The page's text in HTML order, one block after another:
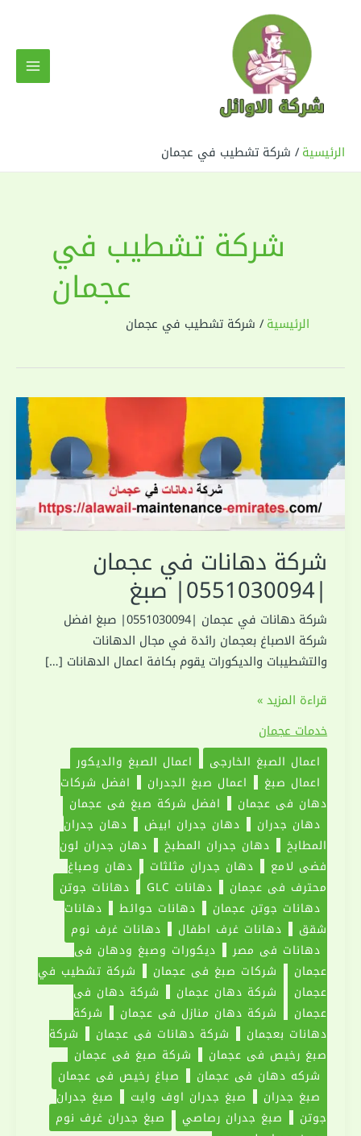
الرئيسية شركة تشطيب في عجمان
شركة تشطيب في
عجمان
الرئيسية شركة تشطيب في عجمان
شركة دهانات في عجمان
|0551030094| صبغ
شركة دهانات في عجمان |0551030094| صبغ افضل
شركة الاصباغ بعجمان رائدة في مجال الدهانات
والتشطيبات والديكورات يقوم بكافة اعمال الدهانات […]
شركة
دهانات
في
عجمان
صبغ
قراءة المزيد »
خدمات عجمان
اعمال الصبغ الخارجي
اعمال الصبغ والديكور
اعمال صبغ
اعمال صبغ الجدران
افضل شركات
دهان في عجمان
افضل شركة صبغ في عجمان
دهان جدران
دهان جدران ابيض
دهان جدران
المطابخ
دهان جدران المطبخ
دهان جدران لون
فضي لامع
دهان جدران مثلثات
دهان وصباغ
محترف في عجمان
دهانات GLC
دهانات جوتن
دهانات جوتن عجمان
دهانات حوائط
دهانات
شقق
دهانات غرف اطفال
دهانات غرف نوم
دهانات في مصر
ديكورات وصبغ ودهان في
عجمان
‏شركات صبغ في عجمان
شركة تشطيب في
عجمان
شركة دهان عجمان
شركة دهان في
عجمان
شركة دهان منازل في عجمان
شركة
دهانات بعجمان
شركة دهانات في عجمان
شركة
صبغ رخيص في عجمان
شركة صبغ في عجمان
شركه دهان في عجمان
‏صباغ رخيص في عجمان
صبغ جدران
صبغ جدران اوف وايت
صبغ جدران
جوتن
صبغ جدران رصاصي
صبغ جدران غرف نوم